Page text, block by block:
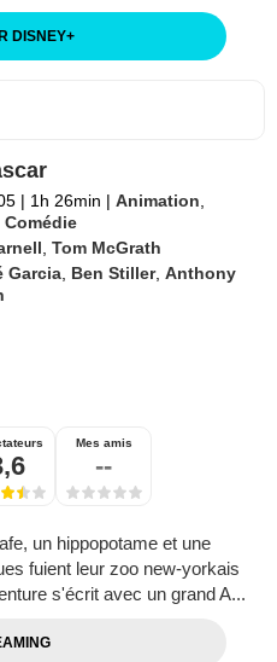
DISNEY+
| 1h 26min | Animation,
Comédie
,Tom McGrath
Garcia, Ben Stiller,Anthony
Mes amis
--
un hippopotame et une
fuient leur zoo new-yorkais
s'écrit avec un grand A...